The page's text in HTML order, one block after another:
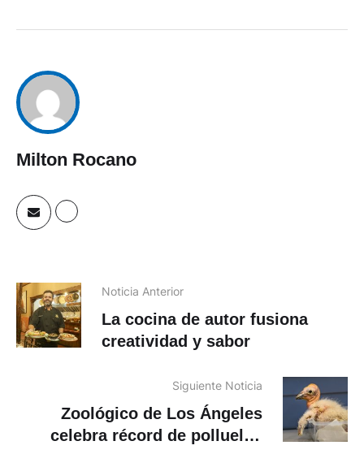
Milton Rocano
Noticia Anterior
La cocina de autor fusiona
creatividad y sabor
Siguiente Noticia
Zoológico de Los Ángeles
celebra récord de polluelos